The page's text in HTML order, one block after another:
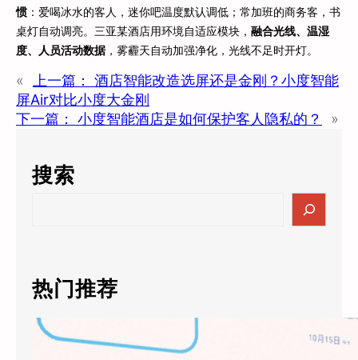
惯：爱喝冰水的客人，迷你吧温度默认调低；常加班的商务客，书
桌灯自动调亮。三亚某酒店用环境自适应模块， 融合光线、温湿
度、人员活动数据，雾霾天自动加强净化，光线不足时开灯。
« 上一篇：
酒店智能改造选屏还是金刚？小度智能
屏Air对比小度大金刚
下一篇：
小度智能酒店是如何保护客人隐私的？ »
搜索
c
h
热门推荐